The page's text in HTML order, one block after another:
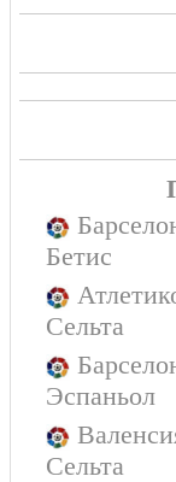
Бетис
Сельта
Эспаньол
Сельта